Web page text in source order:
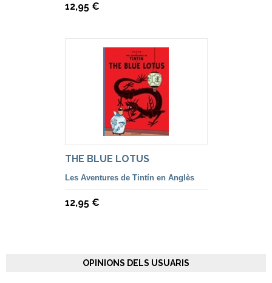
12,95 €
THE BLUE LOTUS
Les Aventures de Tintín en Anglès
12,95 €
OPINIONS DELS USUARIS